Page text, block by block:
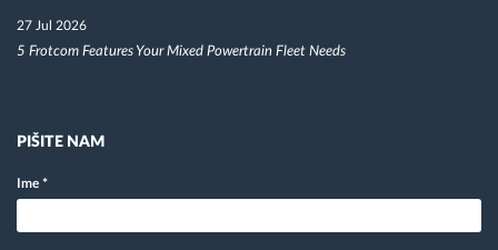
27 Jul 2026
5 Frotcom Features Your Mixed Powertrain Fleet Needs
PIŠITE NAM
Ime *